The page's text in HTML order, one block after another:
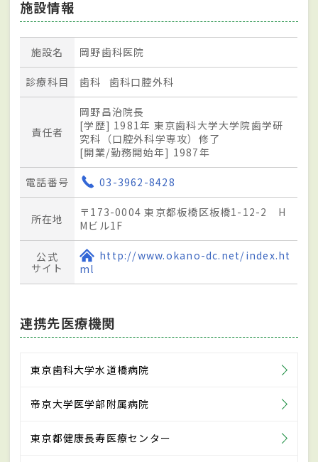
施設情報
施設名 岡野歯科医院
診療科目 歯科 歯科口腔外科
責任者
岡野昌治院長
[学歴] 1981年 東京歯科大学大学院歯学研
究科（口腔外科学専攻）修了
[開業/勤務開始年] 1987年
電話番号 03-3962-8428
所在地
〒173-0004 東京都板橋区板橋1-12-2 H
Mビル1F
公式
サイト
http://www.okano-dc.net/index.ht
ml
連携先医療機関
東京歯科大学水道橋病院
帝京大学医学部附属病院
東京都健康長寿医療センター